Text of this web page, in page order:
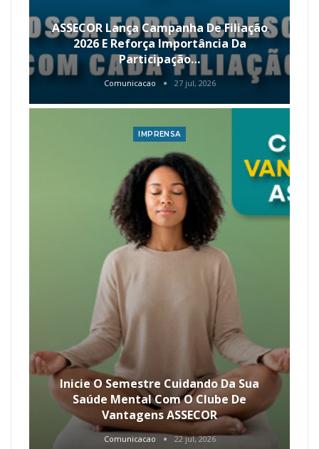
ASSECOR Lança Campanha De Filiação
2026 E Reforça Importância Da
Participação…
Comunicacao 27 jul, 2026
IMPRENSA
Inicie O Semestre Cuidando Da Sua
Saúde Mental Com O Clube De
Vantagens ASSECOR
Comunicacao 22 jul, 2026